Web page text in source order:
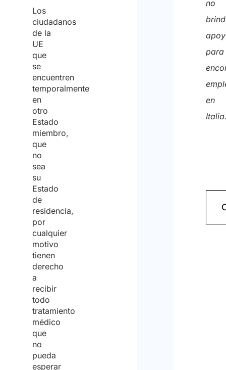
Los
ciudadanos
de la
UE
que
se
encuentren
temporalmente
en
otro
Estado
miembro,
que
no
sea
su
Estado
de
residencia,
por
cualquier
motivo
tienen
derecho
a
recibir
todo
tratamiento
médico
que
no
pueda
esperar
no
para
en